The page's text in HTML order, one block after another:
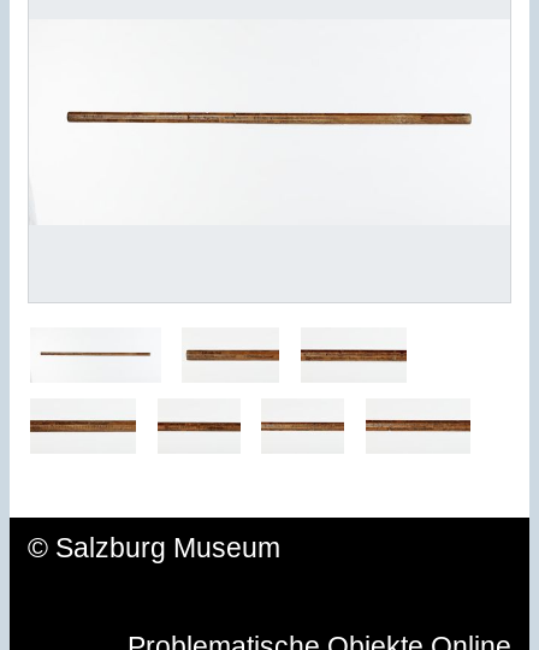
© Salzburg Museum